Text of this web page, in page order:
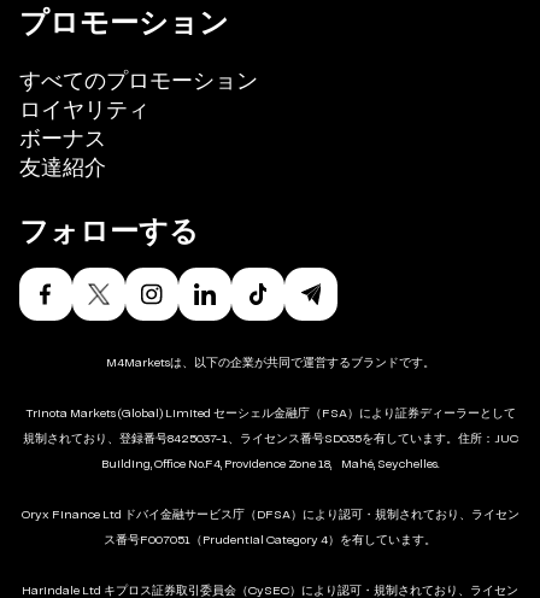
プロモーション
すべてのプロモーション
ロイヤリティ
ボーナス
友達紹介
フォローする
M4Marketsは、以下の企業が共同で運営するブランドです。
Trinota Markets (Global) Limited セーシェル金融庁（FSA）により証券ディーラーとして
規制されており、登録番号8425037-1、ライセンス番号SD035を有しています。住所：JUC
Building, Office No.F4, Providence Zone 18, Mahé, Seychelles.
Oryx Finance Ltd ドバイ金融サービス庁（DFSA）により認可・規制されており、ライセン
ス番号F007051（Prudential Category 4）を有しています。
Harindale Ltd キプロス証券取引委員会（CySEC）により認可・規制されており、ライセン